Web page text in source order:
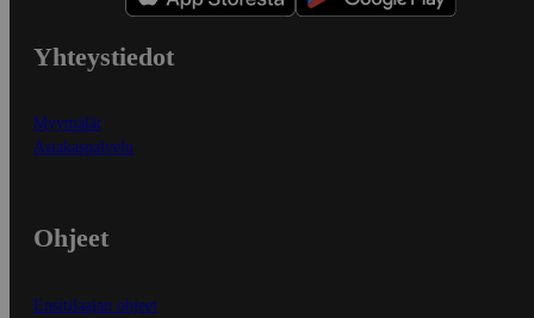
Yhteystiedot
Myymälät
Asiakaspalvelu
Ohjeet
Ensitilaajan ohjeet